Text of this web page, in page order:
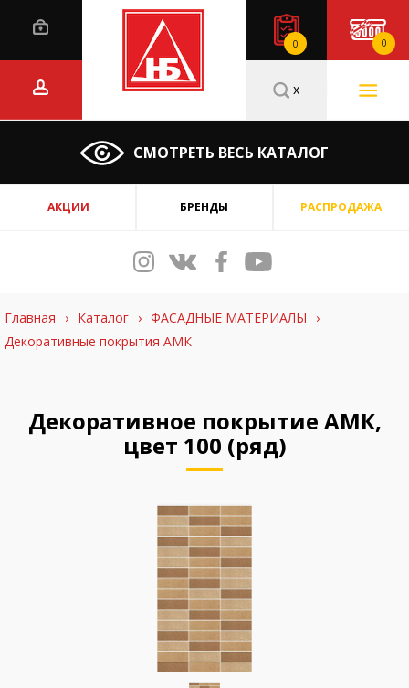
0 0
СМОТРЕТЬ ВЕСЬ КАТАЛОГ
x
АКЦИИ БРЕНДЫ РАСПРОДАЖА
Главная › Каталог › ФАСАДНЫЕ МАТЕРИАЛЫ
›
Декоративные покрытия АМК
Декоративное покрытие АМК,
цвет 100 (ряд)